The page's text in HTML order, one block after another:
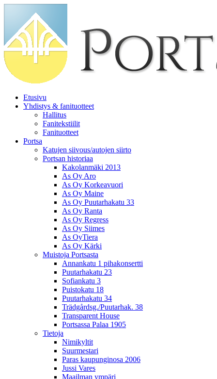
Etusivu
Yhdistys & fanituotteet
Hallitus
Fanitekstiilit
Fanituotteet
Portsa
Katujen siivous/autojen siirto
Portsan historiaa
Kakolanmäki 2013
As Oy Aro
As Oy Korkeavuori
As Oy Maine
As Oy Puutarhakatu 33
As Oy Ranta
As Oy Regress
As Oy Siimes
As OyTiera
As Oy Kärki
Muistoja Portsasta
Annankatu 1 pihakonsertti
Puutarhakatu 23
Sofiankatu 3
Puistokatu 18
Puutarhakatu 34
Trädgårdsg./Puutarhak. 38
Transparent House
Portsassa Palaa 1905
Tietoja
Nimikyltit
Suurmestari
Paras kaupunginosa 2006
Jussi Vares
Maailman ympäri